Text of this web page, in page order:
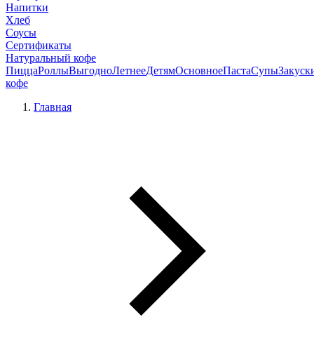
Напитки
Хлеб
Соусы
Сертификаты
Натуральный кофе
ПиццаРоллыВыгодноЛетнееДетямОсновноеПастаСупы
кофе
Главная